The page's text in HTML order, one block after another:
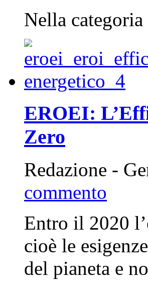
Nella categoria
EROEI:
Zero
Redazione -
commento
Entro il 2020
cioè le
del pianeta e